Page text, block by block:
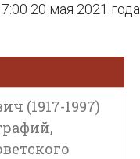
20 мая 2021 года
(1917-1997)